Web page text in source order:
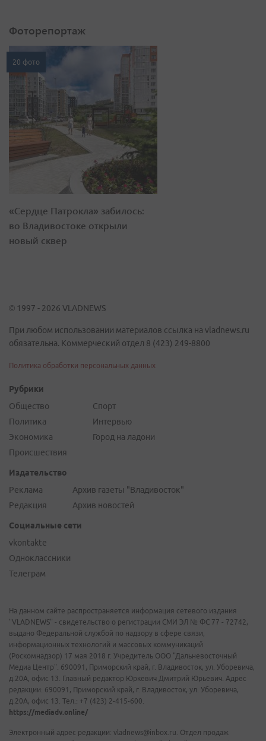
Фоторепортаж
20 фото
«Сердце Патрокла» забилось:
во Владивостоке открыли
новый сквер
© 1997 - 2026 VLADNEWS
При любом использовании материалов ссылка на vladnews.ru
обязательна. Коммерческий отдел 8 (423) 249-8800
Политика обработки персональных данных
Рубрики
Общество
Политика
Экономика
Происшествия
Спорт
Интервью
Город на ладони
Издательство
Реклама
Редакция
Архив газеты "Владивосток"
Архив новостей
Социальные сети
vkontakte
Одноклассники
Телеграм
На данном сайте распространяется информация сетевого издания
"VLADNEWS" - свидетельство о регистрации СМИ ЭЛ № ФС 77 - 72742,
выдано Федеральной службой по надзору в сфере связи,
информационных технологий и массовых коммуникаций
(Роскомнадзор) 17 мая 2018 г. Учредитель ООО "Дальневосточный
Медиа Центр". 690091, Приморский край, г. Владивосток, ул. Уборевича,
д.20А, офис 13. Главный редактор Юркевич Дмитрий Юрьевич. Адрес
редакции: 690091, Приморский край, г. Владивосток, ул. Уборевича,
д.20А, офис 13. Тел.: +7 (423) 2-415-600.
https://mediadv.online/
Электронный адрес редакции: vladnews@inbox.ru. Отдел продаж